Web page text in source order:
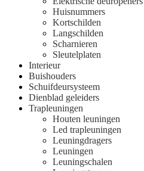
Huisnummers
Kortschilden
Langschilden
Scharnieren
Sleutelplaten
Interieur
Buishouders
Schuifdeursysteem
Dienblad geleiders
Trapleuningen
Houten leuningen
Led trapleuningen
Leuningdragers
Leuningen
Leuningschalen